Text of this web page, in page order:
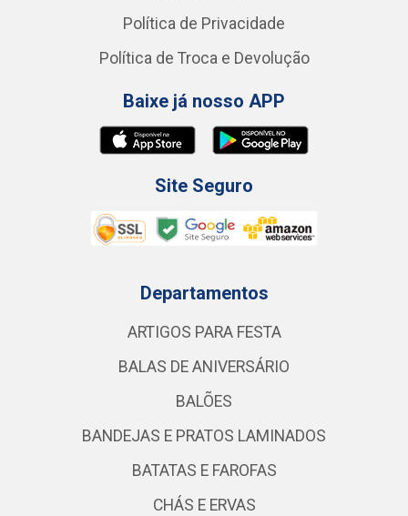
Política de Privacidade
Política de Troca e Devolução
Baixe já nosso APP
Site Seguro
Departamentos
ARTIGOS PARA FESTA
BALAS DE ANIVERSÁRIO
BALÕES
BANDEJAS E PRATOS LAMINADOS
BATATAS E FAROFAS
CHÁS E ERVAS